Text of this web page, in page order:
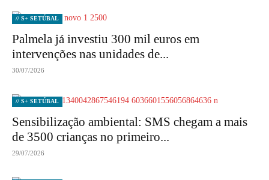
// S+ SETÚBAL
Palmela já investiu 300 mil euros em
intervenções nas unidades de...
30/07/2026
// S+ SETÚBAL
Sensibilização ambiental: SMS chegam a mais
de 3500 crianças no primeiro...
29/07/2026